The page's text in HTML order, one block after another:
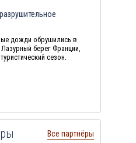
дожди обрушились в
берег Франции,
сезон.
Все партнёры